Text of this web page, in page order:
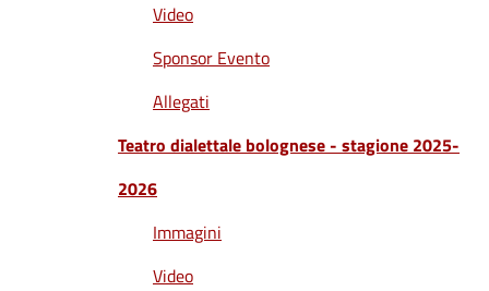
Video
Sponsor Evento
Allegati
Teatro dialettale bolognese - stagione 2025-
2026
Immagini
Video